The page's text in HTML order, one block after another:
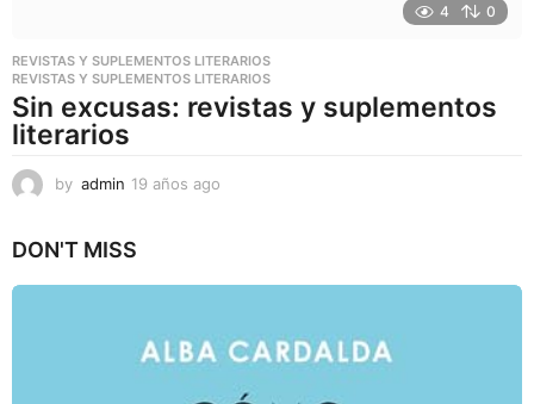
4 0
REVISTAS Y SUPLEMENTOS LITERARIOS
REVISTAS Y SUPLEMENTOS LITERARIOS
Sin excusas: revistas y suplementos
literarios
by admin 19 años ago
g
o
DON'T MISS